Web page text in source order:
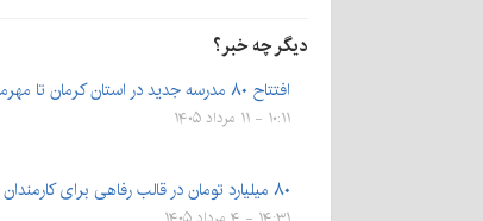
دیگر چه خبر؟
افتتاح ۸۰ مدرسه جدید در استان کرمان تا مهرماه امسال
۱۰:۱۱ - ۱۱ مرداد ۱۴۰۵
۸۰ میلیارد تومان در قالب رفاهی برای کارمندان شهرداری کرمان